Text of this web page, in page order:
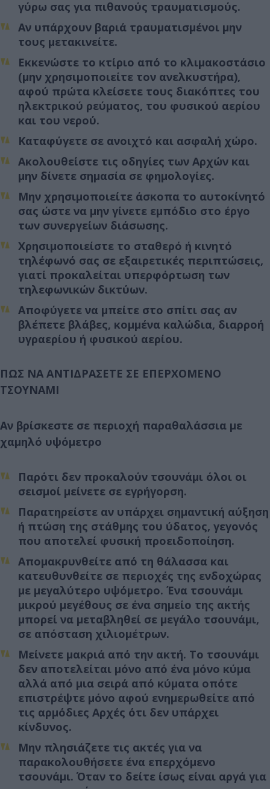
γύρω σας για πιθανούς τραυματισμούς.
Αν υπάρχουν βαριά τραυματισμένοι μην
τους μετακινείτε.
Εκκενώστε το κτίριο από το κλιμακοστάσιο
(μην χρησιμοποιείτε τον ανελκυστήρα),
αφού πρώτα κλείσετε τους διακόπτες του
ηλεκτρικού ρεύματος, του φυσικού αερίου
και του νερού.
Καταφύγετε σε ανοιχτό και ασφαλή χώρο.
Ακολουθείστε τις οδηγίες των Αρχών και
μην δίνετε σημασία σε φημολογίες.
Μην χρησιμοποιείτε άσκοπα το αυτοκίνητό
σας ώστε να μην γίνετε εμπόδιο στο έργο
των συνεργείων διάσωσης.
Χρησιμοποιείστε το σταθερό ή κινητό
τηλέφωνό σας σε εξαιρετικές περιπτώσεις,
γιατί προκαλείται υπερφόρτωση των
τηλεφωνικών δικτύων.
Αποφύγετε να μπείτε στο σπίτι σας αν
βλέπετε βλάβες, κομμένα καλώδια, διαρροή
υγραερίου ή φυσικού αερίου.
ΠΩΣ ΝΑ ΑΝΤΙΔΡΑΣΕΤΕ ΣΕ ΕΠΕΡΧΟΜΕΝΟ
ΤΣΟΥΝΑΜΙ
Αν βρίσκεστε σε περιοχή παραθαλάσσια με
χαμηλό υψόμετρο
Παρότι δεν προκαλούν τσουνάμι όλοι οι
σεισμοί μείνετε σε εγρήγορση.
Παρατηρείστε αν υπάρχει σημαντική αύξηση
ή πτώση της στάθμης του ύδατος, γεγονός
που αποτελεί φυσική προειδοποίηση.
Απομακρυνθείτε από τη θάλασσα και
κατευθυνθείτε σε περιοχές της ενδοχώρας
με μεγαλύτερο υψόμετρο. Ένα τσουνάμι
μικρού μεγέθους σε ένα σημείο της ακτής
μπορεί να μεταβληθεί σε μεγάλο τσουνάμι,
σε απόσταση χιλιομέτρων.
Μείνετε μακριά από την ακτή. Το τσουνάμι
δεν αποτελείται μόνο από ένα μόνο κύμα
αλλά από μια σειρά από κύματα οπότε
επιστρέψτε μόνο αφού ενημερωθείτε από
τις αρμόδιες Aρχές ότι δεν υπάρχει
κίνδυνος.
Μην πλησιάζετε τις ακτές για να
παρακολουθήσετε ένα επερχόμενο
τσουνάμι. Όταν το δείτε ίσως είναι αργά για